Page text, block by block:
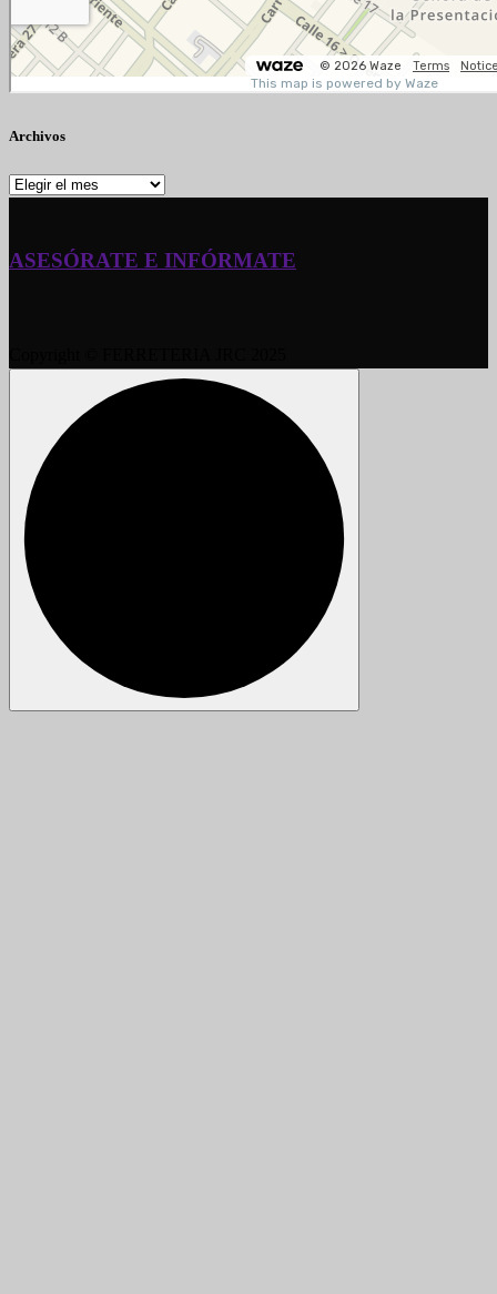
Archivos
Archivos
ASESÓRATE E INFÓRMATE